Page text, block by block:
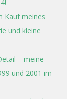
Kauf meines
und kleine
– meine
und 2001 im